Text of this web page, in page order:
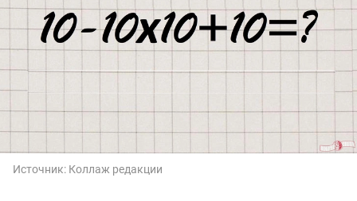
Источник: Коллаж редакции